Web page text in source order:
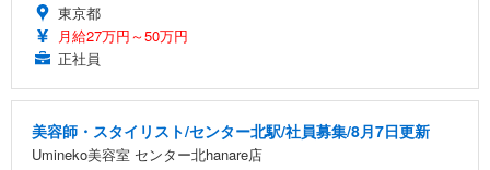
東京都
月給27万円～50万円
正社員
美容師・スタイリスト/センター北駅/社員募集/8月7日更新
Umineko美容室 センター北hanare店